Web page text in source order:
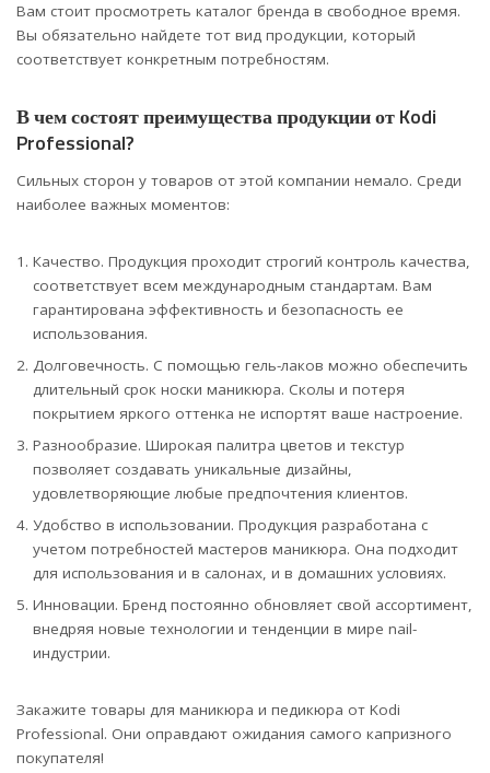
Вам стоит просмотреть каталог бренда в свободное время.
Вы обязательно найдете тот вид продукции, который
соответствует конкретным потребностям.
В чем состоят преимущества продукции от Kodi
Professional?
Сильных сторон у товаров от этой компании немало. Среди
наиболее важных моментов:
Качество. Продукция проходит строгий контроль качества,
соответствует всем международным стандартам. Вам
гарантирована эффективность и безопасность ее
использования.
Долговечность. С помощью гель-лаков можно обеспечить
длительный срок носки маникюра. Сколы и потеря
покрытием яркого оттенка не испортят ваше настроение.
Разнообразие. Широкая палитра цветов и текстур
позволяет создавать уникальные дизайны,
удовлетворяющие любые предпочтения клиентов.
Удобство в использовании. Продукция разработана с
учетом потребностей мастеров маникюра. Она подходит
для использования и в салонах, и в домашних условиях.
Инновации. Бренд постоянно обновляет свой ассортимент,
внедряя новые технологии и тенденции в мире nail-
индустрии.
Закажите товары для маникюра и педикюра от Kodi
Professional. Они оправдают ожидания самого капризного
покупателя!